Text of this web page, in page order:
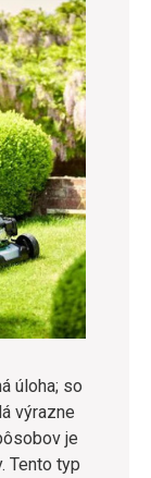
úloha; so
výrazne
je
Tento typ